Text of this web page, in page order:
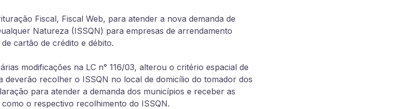
Fiscal, Fiscal Web, para atender a nova demanda de
Natureza (ISSQN) para empresas de arrendamento
cartão de crédito e débito.
modificações na LC n° 116/03, alterou o critério espacial de
deverão recolher o ISSQN no local de domicílio do tomador dos
para atender a demanda dos municípios e receber as
o respectivo recolhimento do ISSQN.